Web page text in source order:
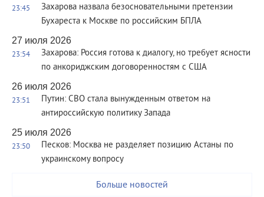
23:45
Захарова назвала безосновательными претензии
Бухареста к Москве по российским БПЛА
27 июля 2026
23:54
Захарова: Россия готова к диалогу, но требует ясности
по анкориджским договоренностям с США
26 июля 2026
23:51
Путин: СВО стала вынужденным ответом на
антироссийскую политику Запада
25 июля 2026
23:50
Песков: Москва не разделяет позицию Астаны по
украинскому вопросу
Больше новостей